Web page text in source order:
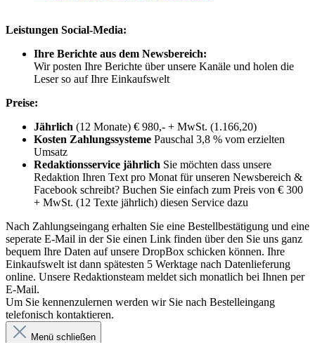
Leistungen Social-Media:
Ihre Berichte aus dem Newsbereich:
Wir posten Ihre Berichte über unsere Kanäle und holen die
Leser so auf Ihre Einkaufswelt
Preise:
Jährlich (12 Monate) € 980,- + MwSt. (1.166,20)
Kosten Zahlungssysteme Pauschal 3,8 % vom erzielten
Umsatz
Redaktionsservice jährlich Sie möchten dass unsere
Redaktion Ihren Text pro Monat für unseren Newsbereich &
Facebook schreibt? Buchen Sie einfach zum Preis von € 300
+ MwSt. (12 Texte jährlich) diesen Service dazu
Nach Zahlungseingang erhalten Sie eine Bestellbestätigung und eine
seperate E-Mail in der Sie einen Link finden über den Sie uns ganz
bequem Ihre Daten auf unsere DropBox schicken können. Ihre
Einkaufswelt ist dann spätesten 5 Werktage nach Datenlieferung
online. Unsere Redaktionsteam meldet sich monatlich bei Ihnen per
E-Mail.
Um Sie kennenzulernen werden wir Sie nach Bestelleingang
telefonisch kontaktieren.
Menü schließen